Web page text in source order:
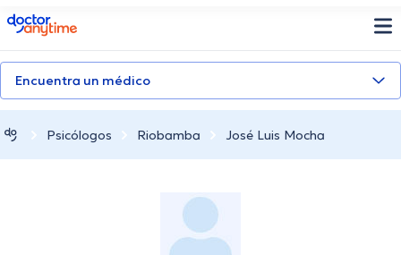
doctoranytime
Encuentra un médico
Psicólogos Riobamba José Luis Mocha